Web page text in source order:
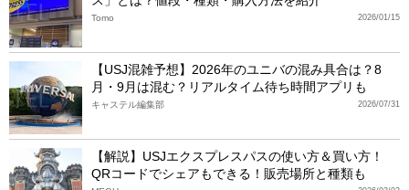
2026/01/15
Tomo
【USJ混雑予想】2026年のユニバの混み具合は？8
月・9月は混む？リアルタイム待ち時間アプリも
2026/07/31
キャステル編集部
【解説】USJエクスプレスパスの使い方＆買い方！
QRコードでシェアもできる！販売場所と種類も